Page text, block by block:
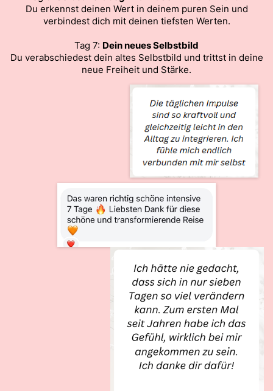
Du erkennst deinen Wert in deinem puren Sein und
verbindest dich mit deinen tiefsten Werten.
Tag 7: Dein neues Selbstbild
Du verabschiedest dein altes Selbstbild und trittst in deine
neue Freiheit und Stärke.